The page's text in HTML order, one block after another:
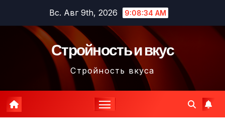
содержимому
Вс. Авг 9th, 2026 9:08:36 AM
Стройность и вкус
Стройность вкуса